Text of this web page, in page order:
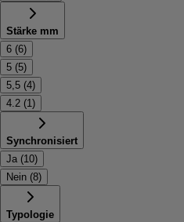
Stärke mm
6 (6)
5 (5)
5,5 (4)
4.2 (1)
Synchronisiert
Ja (10)
Nein (8)
Typologie